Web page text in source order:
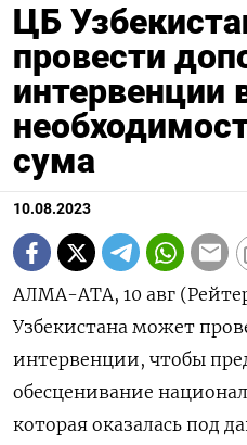
ЦБ
провести
интервенции
сума
10.08.2023
АЛМА-АТА, 10 авг
Узбекистана может
интервенции, чтобы
обесценивание
которая оказалась под